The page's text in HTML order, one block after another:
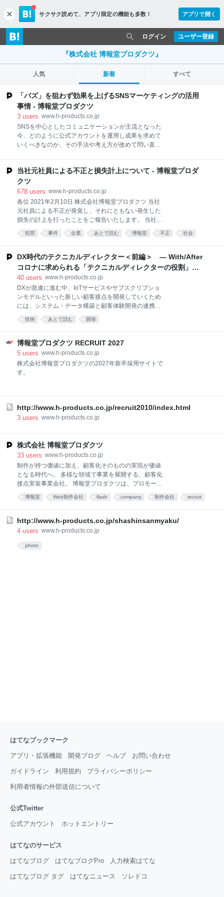
c
l
o
s
サクサク読めて、 アプリ限定の機能も多数！ アプリで開く
ユーザー登録
ログイン
『株式会社 博報堂プロダクツ』
人気 新着 すべて
「バズ」を狙わず効果を上げるSNSマーケティングの活用
事情 - 博報堂プロダクツ
3 users www.h-products.co.jp
SNSを中心としたコミュニケーションが主流となった
今、どのように公式アカウントを運用し成果を求めて
いくべきなのか、その手法や考え方が改めて問い直さ
もファンの感情に寄り添うことでブランドやサービス
に対する好意を形成できると語るのは、博報堂プロダ
クツのSNSディレクターである小川宗紘。SNSがなぜ
企業と生活者のコミュニケーションに向いているのか
といった背景も含め、最新のSNSマーケティング事情
を紹介します。 企業のSNSマーケティング活用の現状
か。 小川 私が所属しているデジタルプロモーション事
幅広く対応する部署です。その中でブランドやサービ
スの認知獲得やエンゲージメントの向上を図るさまざ
まなプロ
当社元社員による不正と損失計上について - 博報堂プロダ
クツ
678 users www.h-products.co.jp
各位 2021年2月10日 株式会社博報堂プロダクツ 当社
元社員による不正が発覚し、それにともない発生した
損失の計上を行ったことをご報告いたします。 当社に
おいて、このような事案が発生し、関係者の皆様に多
大なるご迷惑とご心配をおかけいたしますこと、心よ
付懲戒解雇）は、2016年からの4年間にわたって当社
名を騙って金券及び商品券の発注を行い、入手した金
券及び商品券を現金に換金し、当該発注の代金を支払
返していました。また、換金により得た現金の一部を
元社員が個人的に使用していたことを確認しておりま
す。 当該発注は、当社の業務とは関わりのない、元社
員による不正な詐欺行為ないし背任行為ではあります
士への
犯罪 事件 企業 あとで読む 博報堂 不正 社会
DX時代のテクニカルディレクター＜前編＞ — With/After
コロナに求められる「テクニカルディレクターの役割」と
は？ — - 博報堂プロダクツ
40 users www.h-products.co.jp
DXが急速に進む中、IoTサービスやサブスクリプショ
ンモデルといった新しい顧客接点を開発していくため
には、システム・データ構築と顧客体験開発の連携が
重要となります。プロモーション領域においても「面
白いアイディアはあるのに思い通りにカタチにならな
透しない」「試行錯誤に時間を費やしていたら、他社
に先を越されてしまった」そんな声を多く聞くように
なりました。マーケットイン/プロダクトアウトの二元
論では解決できなくなった企業課題を解決するキーパ
＜前編＞でご紹介するのは、ハイブリッドな専門性を
持ち、チームの核となってDXを推進する「テクニカル
技術 あとで読む 開発
博報堂プロダクツ RECRUIT 2027
5 users www.h-products.co.jp
株式会社博報堂プロダクツの2027年新卒採用サイトで
す。
http://www.h-products.co.jp/recruit2010/index.html
3 users www.h-products.co.jp
株式会社 博報堂プロダクツ
33 users www.h-products.co.jp
制作が持つ価値に加え、顧客化そのものの実現が価値
となる時代へ。 多様な領域で事業を展開する、顧客化
接点実装事業会社。 博報堂プロダクツは、プロモーシ
ョン領域で培った「こしらえる力」を、 時代の進化と
掛け合わせながらさらに発展、拡張させていきます。
施力」を兼ね備えた 8事業セグメント、13の事業本
部、３支社で構成。 これまでの「総合制作事業会社」
社」として、 生活者、企業、社会へと価値を提供して
博報堂 Web制作会社 flash company 制作会社 recruit
http://www.h-products.co.jp/shashinsanmyaku/
4 users www.h-products.co.jp
photo
はてなブックマーク
アプリ・拡張機能 開発ブログ ヘルプ お問い合わせ
ガイドライン 利用規約 プライバシーポリシー
利用者情報の外部送信について
公式Twitter
公式アカウント ホットエントリー
はてなのサービス
はてなブログ はてなブログPro 人力検索はてな
はてなブログ タグ はてなニュース ソレドコ